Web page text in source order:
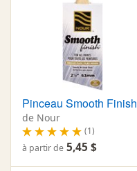
Pinceau Smooth Finish
de Nour
(1)
à partir de 5,45 $